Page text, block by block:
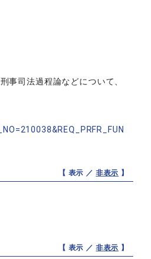
事司法過程論などについて、
【 表示 ／ 非表示 】
【 表示 ／ 非表示 】